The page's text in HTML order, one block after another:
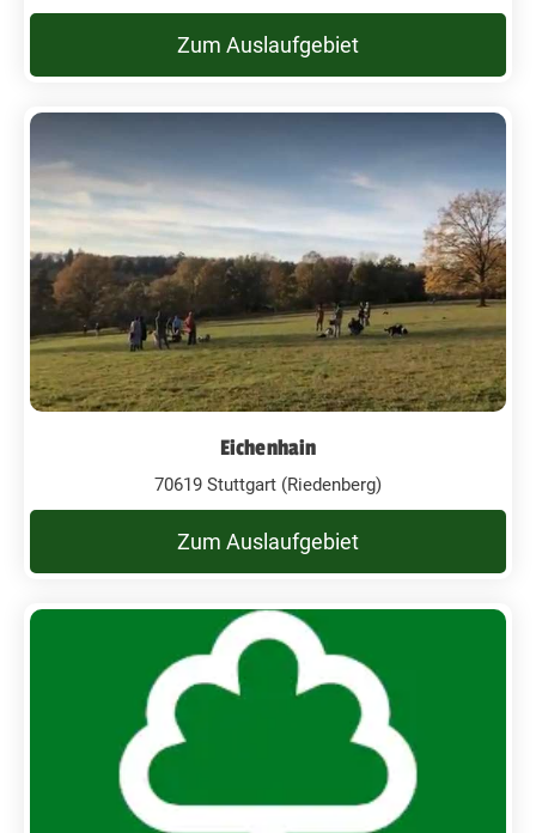
Zum Auslaufgebiet
Eichenhain
70619 Stuttgart (Riedenberg)
Zum Auslaufgebiet